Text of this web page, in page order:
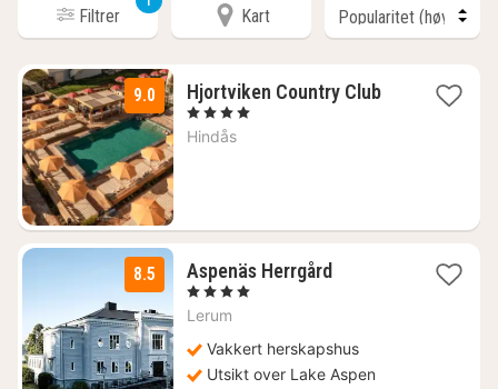
Filtrer Kart
9.0 Hjortviken Country Club2
, 4 Stjerner
Hindås
8.5 Aspenäs Herrgård1
kr.
, 4 Stjerner
Lerum
Vakkert herskapshus
Utsikt over Lake Aspen